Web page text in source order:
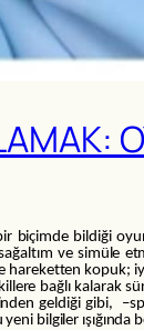
biçimde bildiği
ve simüle
bağlı kalarak
geldiği gibi,
bilgiler